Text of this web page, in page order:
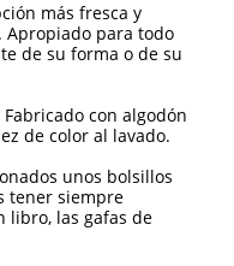
más fresca y
Apropiado para todo
de su forma o de su
con algodón
de color al lavado.
unos bolsillos
tener siempre
libro, las gafas de